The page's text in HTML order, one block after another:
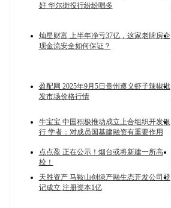
好 华尔街投行纷纷唱多
灿星财富 上半年净亏37亿，这家老牌房企
现金流安全如何保证？
盈配网 2025年9月5日贵州遵义虾子辣椒批
发市场价格行情
牛宝宝 中国积极推动成立上合组织开发银
行 学者：对成员国基建融资有重要作用
点点盈 正在公示！烟台或将新建一所高
校！
天胜资产 马鞍山创绿产融生态开发公司登
记成立 注册资本1亿